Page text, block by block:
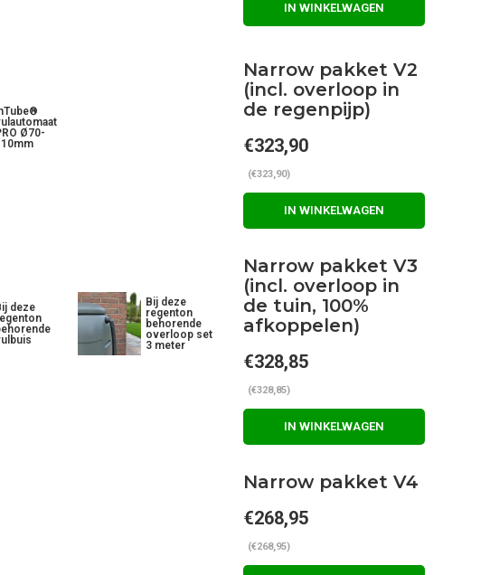
IN WINKELWAGEN
Ø70-
Narrow pakket V2
(incl. overloop in
de regenpijp)
€323,90
(€323,90)
IN WINKELWAGEN
deze
Bij deze
regenton
behorende
overloop set
3 meter
Narrow pakket V3
(incl. overloop in
de tuin, 100%
afkoppelen)
€328,85
(€328,85)
IN WINKELWAGEN
Narrow pakket V4
€268,95
(€268,95)